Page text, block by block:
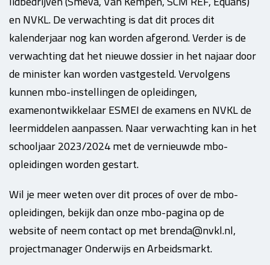
en NVKL. De verwachting is dat dit proces dit
kalenderjaar nog kan worden afgerond. Verder is de
verwachting dat het nieuwe dossier in het najaar door
de minister kan worden vastgesteld. Vervolgens
kunnen mbo-instellingen de opleidingen,
examenontwikkelaar ESMEI de examens en NVKL de
leermiddelen aanpassen. Naar verwachting kan in het
schooljaar 2023/2024 met de vernieuwde mbo-
opleidingen worden gestart.
Wil je meer weten over dit proces of over de mbo-
opleidingen, bekijk dan onze mbo-pagina op de
website of neem contact op met brenda@nvkl.nl,
projectmanager Onderwijs en Arbeidsmarkt.